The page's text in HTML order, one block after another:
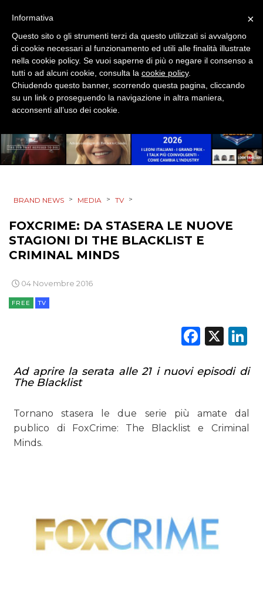
CINEMA
DIGITALE
EDITORIA
ESTERNA
TV
DATI
PREVISIONI/SCENARI
CASE HISTORY
OPINIONI
BRAND NEWS > MEDIA > TV >
FOXCRIME: DA STASERA LE NUOVE
STAGIONI DI THE BLACKLIST E
CRIMINAL MINDS
04 Novembre 2016
FREE TV
X
Ad aprire la serata alle 21 i nuovi episodi di
The Blacklist
Tornano stasera le due serie più amate dal
publico di FoxCrime: The Blacklist e Criminal
Minds.
×
Informativa
Questo sito o gli strumenti terzi da questo utilizzati si avvalgono
di cookie necessari al funzionamento ed utili alle finalità illustrate
nella cookie policy. Se vuoi saperne di più o negare il consenso a
tutti o ad alcuni cookie, consulta la cookie policy.
Chiudendo questo banner, scorrendo questa pagina, cliccando
su un link o proseguendo la navigazione in altra maniera,
acconsenti all’uso dei cookie.